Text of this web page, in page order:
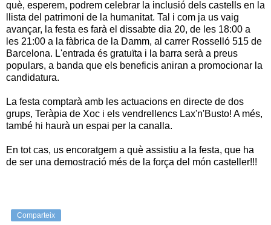
què, esperem, podrem celebrar la inclusió dels castells en la
llista del patrimoni de la humanitat. Tal i com ja us vaig
avançar, la festa es farà el dissabte dia 20, de les 18:00 a
les 21:00 a la fàbrica de la Damm, al carrer Rosselló 515 de
Barcelona. L'entrada és gratuïta i la barra serà a preus
populars, a banda que els beneficis aniran a promocionar la
candidatura.
La festa comptarà amb les actuacions en directe de dos
grups, Teràpia de Xoc i els vendrellencs Lax'n'Busto! A més,
també hi haurà un espai per la canalla.
En tot cas, us encoratgem a què assistiu a la festa, que ha
de ser una demostració més de la força del món casteller!!!
Comparteix